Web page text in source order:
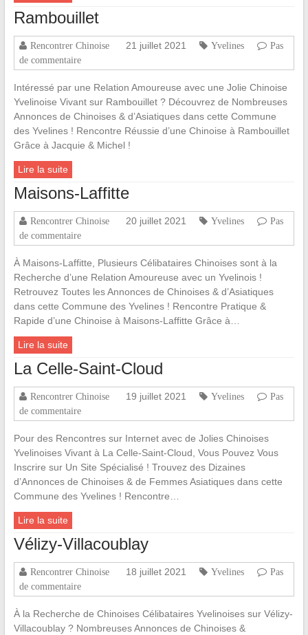
Rambouillet
Rencontrer Chinoise 21 juillet 2021 Yvelines
Pas
de commentaire
Intéressé par une Relation Amoureuse avec une Jolie Chinoise
Yvelinoise Vivant sur Rambouillet ? Découvrez de Nombreuses
Annonces de Chinoises & d’Asiatiques dans cette Commune
des Yvelines ! Rencontre Réussie d’une Chinoise à Rambouillet
Grâce à Jacquie & Michel !
Lire la suite
Maisons-Laffitte
Rencontrer Chinoise 20 juillet 2021 Yvelines
Pas
de commentaire
À Maisons-Laffitte, Plusieurs Célibataires Chinoises sont à la
Recherche d’une Relation Amoureuse avec un Yvelinois !
Retrouvez Toutes les Annonces de Chinoises & d’Asiatiques
dans cette Commune des Yvelines ! Rencontre Pratique &
Rapide d’une Chinoise à Maisons-Laffitte Grâce à…
Lire la suite
La Celle-Saint-Cloud
Rencontrer Chinoise 19 juillet 2021 Yvelines
Pas
de commentaire
Pour des Rencontres sur Internet avec de Jolies Chinoises
Yvelinoises Vivant à La Celle-Saint-Cloud, Vous Pouvez Vous
Inscrire sur Un Site Spécialisé ! Trouvez des Dizaines
d’Annonces de Chinoises & de Femmes Asiatiques dans cette
Commune des Yvelines ! Rencontre…
Lire la suite
Vélizy-Villacoublay
Rencontrer Chinoise 18 juillet 2021 Yvelines
Pas
de commentaire
À la Recherche de Chinoises Célibataires Yvelinoises sur Vélizy-
Villacoublay ? Nombreuses Annonces de Chinoises &